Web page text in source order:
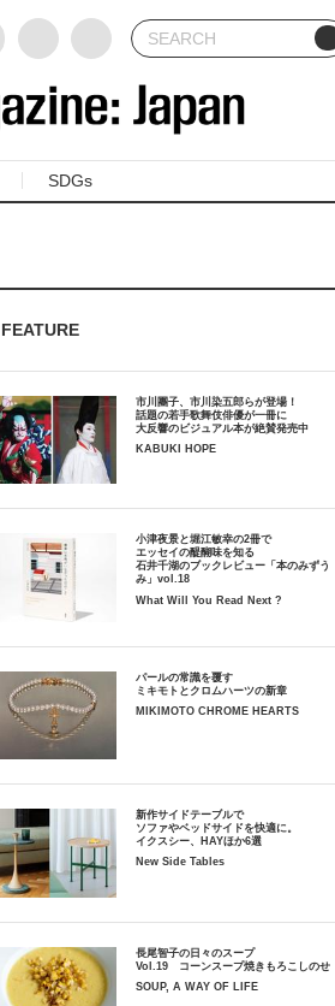
SDGs
FEATURE
市川團子、市川染五郎らが登場！
話題の若手歌舞伎俳優が一冊に
大反響のビジュアル本が絶賛発売中
KABUKI HOPE
小津夜景と堀江敏幸の2冊で
エッセイの醍醐味を知る
石井千湖のブックレビュー「本のみずう
み」vol.18
What Will You Read Next ?
パールの常識を覆す
ミキモトとクロムハーツの新章
MIKIMOTO CHROME HEARTS
新作サイドテーブルで
ソファやベッドサイドを快適に。
イクスシー、HAYほか6選
New Side Tables
長尾智子の日々のスープ
Vol.19 コーンスープ焼きもろこしのせ
SOUP, A WAY OF LIFE